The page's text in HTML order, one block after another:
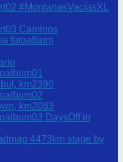
#MontanasVaciasXL
Caminos
fotoalbum
km2390
km2083
DaysOff in
4473km stage by